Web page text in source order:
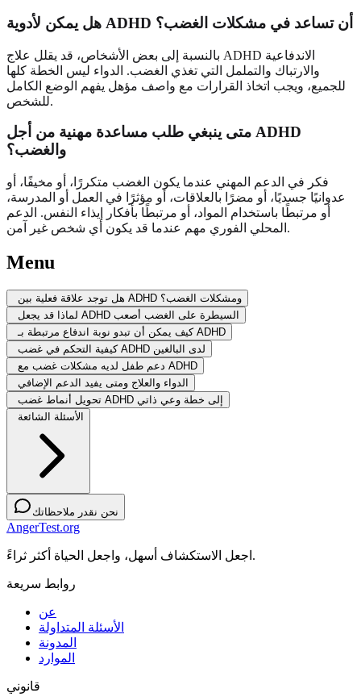
هل يمكن لأدوية ADHD أن تساعد في مشكلات الغضب؟
بالنسبة إلى بعض الأشخاص، قد يقلل علاج ADHD الاندفاعية
والارتباك والتململ التي تغذي الغضب. الدواء ليس الخطة كلها
للجميع، ويجب اتخاذ القرارات مع واصف مؤهل يفهم الوضع الكامل
للشخص.
متى ينبغي طلب مساعدة مهنية من أجل ADHD
والغضب؟
فكر في الدعم المهني عندما يكون الغضب متكررًا، أو مخيفًا، أو
عدوانيًا جسديًا، أو مضرًا بالعلاقات، أو مؤثرًا في العمل أو المدرسة،
أو مرتبطًا باستخدام المواد، أو مرتبطًا بأفكار إيذاء النفس. الدعم
المحلي الفوري مهم عندما قد يكون أي شخص غير آمن.
Menu
هل توجد علاقة فعلية بين ADHD ومشكلات الغضب؟
لماذا قد يجعل ADHD السيطرة على الغضب أصعب
كيف يمكن أن تبدو نوبة اندفاع مرتبطة بـ ADHD
كيفية التحكم في غضب ADHD لدى البالغين
دعم طفل لديه مشكلات غضب مع ADHD
الدواء والعلاج ومتى يفيد الدعم الإضافي
تحويل أنماط غضب ADHD إلى خطة وعي ذاتي
الأسئلة الشائعة
نحن نقدر ملاحظاتك
AngerTest.org
اجعل الاستكشاف أسهل، واجعل الحياة أكثر ثراءً.
روابط سريعة
عن
الأسئلة المتداولة
المدونة
الموارد
قانوني